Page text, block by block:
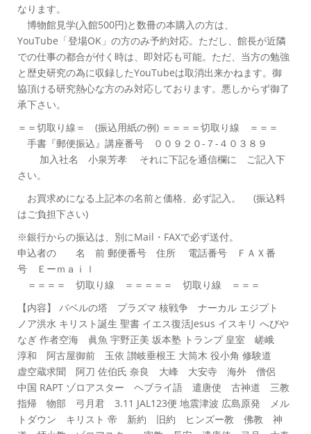
なります。
博物館見学(入館500円)と数冊の本購入の方は、
YouTube「登場OK」の方のみ予約対応。ただし、館長が近隣
での仕事の都合が付く時は、即対応も可能。ただ、当方の勉強
と歴史研究の為に収録したYouTubeは取消出来かねます。御
協頂ける研究熱心な方のみ対応しております。悪しからず御了
承下さい。
＝＝切取り線＝ (振込用紙の例) ＝＝＝＝切取り線 ＝＝＝
手書『郵便振込』講座番号 ００９２０-７-４０３８９
加入社名 小泉芳孝 それに下記を通信欄に ご記入下
さい。
お買求めになる上記本の名前と価格、必ず記入。 (振込料
はご負担下さい)
※銀行からの振込は、別にMail・FAXで必ず送付。
申込者の 名 前 郵便番号 住所 電話番号 ＦＡＸ番
号 Ｅーｍａｉｌ
＝＝＝＝ 切取り線 ＝＝＝＝＝ 切取り線 ＝＝＝
【内容】 バベルの塔 プラズマ 核戦争 ナーカル エジプト
ノア洪水 キリスト誕生 聖書 イエス復活Jesus イスキリ へびや
なぎ 作者空海 眞魚 宇野正美 坂本塾 トランプ 皇室 嵯峨
淳和 阿古屋御前 玉依 讃岐垂根王 大筒木 役小角 修験道
虚空蔵求聞 阿刀 佐伯氏 奈良 大峰 大安寺 海外 僧侶
中国 RAPT ゾロアスター ヘブライ語 遣唐使 古神道 三教
指帰 物部 弓月君 3.11 JAL123便 地震津波 広島原発 メル
トダウン キリスト 帝 新約 旧約 ヒンズー教 佛教 神